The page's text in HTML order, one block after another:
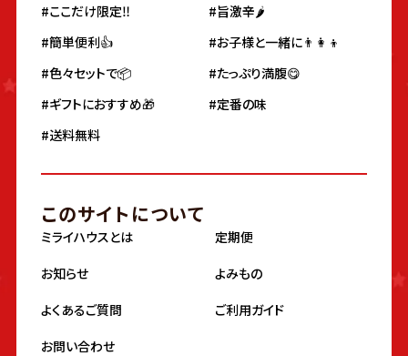
#ここだけ限定‼️
#旨激辛🌶
#簡単便利👍
#お子様と一緒に👨‍👩‍👦
#色々セットで📦
#たっぷり満腹😋
#ギフトにおすすめ🎁
#定番の味
#送料無料
このサイトについて
ミライハウスとは
定期便
お知らせ
よみもの
よくあるご質問
ご利用ガイド
お問い合わせ